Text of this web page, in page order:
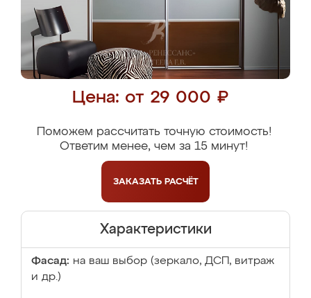
Цена: от 29 000 ₽
Поможем рассчитать точную стоимость!
Ответим менее, чем за 15 минут!
ЗАКАЗАТЬ РАСЧЁТ
Характеристики
Фасад: на ваш выбор (зеркало, ДСП, витраж
и др.)